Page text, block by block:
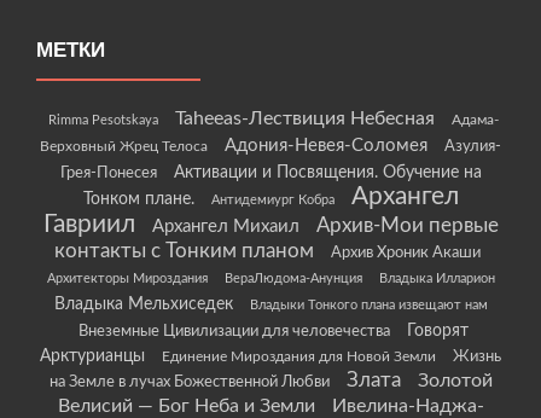
МЕТКИ
Rimma Pesotskaya Taheeas-Лествиция Небесная
Адама-
Верховный Жрец Телоса
Адония-Невея-Соломея
Азулия-
Грея-Понесея
Активации и Посвящения. Обучение на
Тонком плане.
Антидемиург Кобра
Архангел
Гавриил
Архангел Михаил
Архив-Мои первые
контакты с Тонким планом
Архив Хроник Акаши
Архитекторы Мироздания ВераЛюдома-Анунция Владыка Илларион
Владыка Мельхиседек Владыки Тонкого плана извещают нам
Внеземные Цивилизации для человечества
Говорят
Арктурианцы
Единение Мироздания для Новой Земли
Жизнь
на Земле в лучах Божественной Любви
Злата
Золотой
Велисий — Бог Неба и Земли
Ивелина-Наджа-